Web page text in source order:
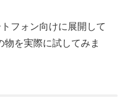
フォン向けに展開して
を実際に試してみま